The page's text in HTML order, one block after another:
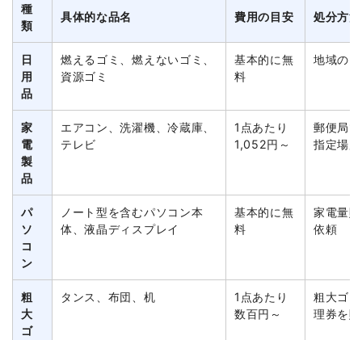
種
類
具体的な品名 費用の目安 処分方法
日
用
品
燃えるゴミ、燃えないゴミ、
資源ゴミ
基本的に無
料
地域の
家
電
製
品
エアコン、洗濯機、冷蔵庫、
テレビ
1点あたり
1,052円～
郵便局
指定場
パ
ソ
コ
ン
ノート型を含むパソコン本
体、液晶ディスプレイ
基本的に無
料
家電量
依頼
粗
大
ゴ
タンス、布団、机
1点あたり
数百円～
粗大ゴ
理券を